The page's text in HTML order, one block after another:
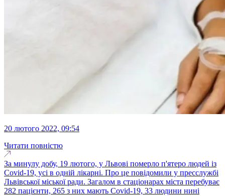
20 лютого 2022, 09:54
Читати повністю
За минулу добу, 19 лютого, у Львові померло п'ятеро людей із
Covid-19, усі в одній лікарні. Про це повідомили у пресслужбі
Львівської міської ради. Загалом в стаціонарах міста перебуває
282 пацієнти, 265 з них мають Covid-19, 33 людини нині